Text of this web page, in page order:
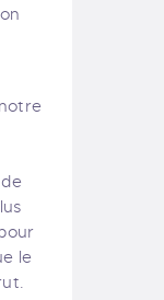
le